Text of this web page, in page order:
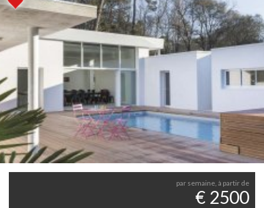
par semaine, à partir de
€ 2500